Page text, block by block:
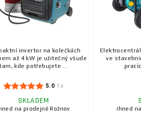
invertor na kolečkách
až 4 kW je užitečný všude
kde potřebujete ...
5.0 1x
SKLADEM
na prodejně Rožnov
ve
ihned